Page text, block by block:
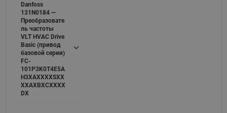
Danfoss
131N0184 —
Преобразовате
ль частоты
VLT HVAC Drive
Basic (привод
базовой серии)
FC-
101P3K0T4E5A
H3XAXXXXSXX
XXAXBXCXXXX
DX